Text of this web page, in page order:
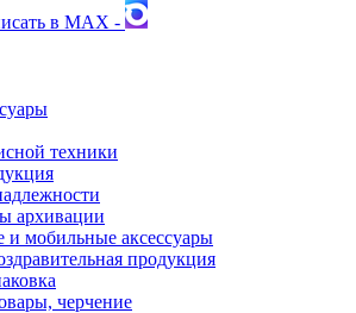
в MAX -
техники
архивации
мобильные аксессуары
продукция
черчение